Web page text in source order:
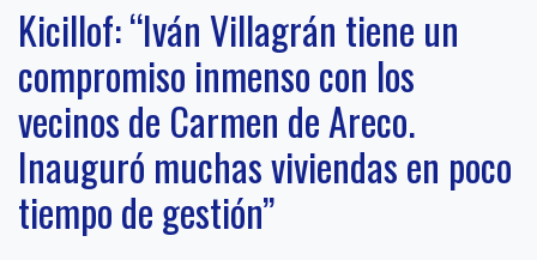
Kicillof: “Iván Villagrán tiene un
compromiso inmenso con los
vecinos de Carmen de Areco.
Inauguró muchas viviendas en poco
tiempo de gestión”